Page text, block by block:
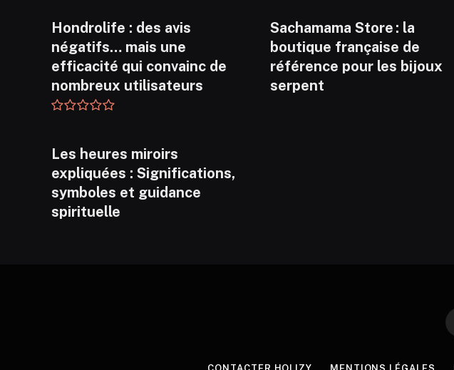
Hondrolife : des avis
négatifs… mais une
efficacité qui convainc de
nombreux utilisateurs
Sachamama Store : la
boutique française de
référence pour les bijoux
serpent
Les heures miroirs
expliquées : Significations,
symboles et guidance
spirituelle